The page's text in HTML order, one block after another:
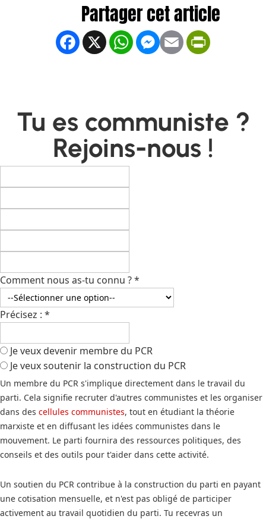
Facebook
X WhatsApp
Messenger
Email
Tu es communiste ?
Rejoins-nous !
Comment nous as-tu connu ?*
Précisez : *
Je veux devenir membre du PCR
Je veux soutenir la construction du PCR
Un membre du PCR s'implique directement dans le travail du
parti. Cela signifie recruter d'autres communistes et les organiser
dans des cellules communistes, tout en étudiant la théorie
marxiste et en diffusant les idées communistes dans le
mouvement. Le parti fournira des ressources politiques, des
conseils et des outils pour t'aider dans cette activité.
Un soutien du PCR contribue à la construction du parti en payant
une cotisation mensuelle, et n'est pas obligé de participer
activement au travail quotidien du parti. Tu recevras un